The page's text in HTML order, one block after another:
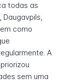
todas as
Daugavpils,
como
A
sem uma